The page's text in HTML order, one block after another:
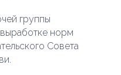
группы
норм
Совета